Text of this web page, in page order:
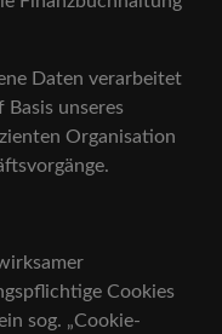
Daten verarbeitet
unseres
Organisation
Cookies
sog. „Cookie-